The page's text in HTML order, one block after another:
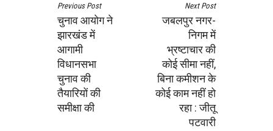
Previous Post
चुनाव आयोग ने
झारखंड में
आगामी
विधानसभा
चुनाव की
तैयारियों की
समीक्षा की
Next Post
जबलपुर नगर-
निगम में
भ्रष्टाचार की
कोई सीमा नहीं,
बिना कमीशन के
कोई काम नहीं हो
रहा : जीतू
पटवारी